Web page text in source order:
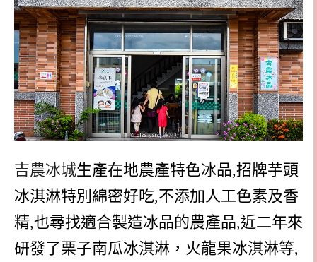
吉農冰城生產在地農產特色冰品,招牌芋頭
冰淇淋特別綿密好吃,不添加人工色素及香
精,也尋找適合製造冰品的農產品,近二年來
研發了栗子南瓜冰淇淋，火龍果冰淇淋等,